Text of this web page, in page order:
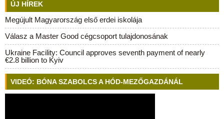
ÚJ HÍREK
Megújult Magyarország első erdei iskolája
Válasz a Master Good cégcsoport tulajdonosának
Ukraine Facility: Council approves seventh payment of nearly
€2.8 billion to Kyiv
VIDEÓ: BÓNA SZABOLCS A HÓD-MEZŐGAZDÁNÁL